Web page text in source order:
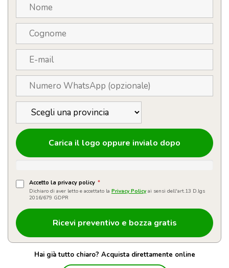
Carica il logo oppure invialo dopo
Accetto la privacy policy *
Dichiaro di aver letto e accettato la Privacy Policy ai sensi dell'art.13 D.lgs
2016/679 GDPR
Hai già tutto chiaro? Acquista direttamente online